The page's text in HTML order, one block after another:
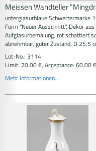
Meissen Wandteller
unterglasurblaue Schwertermarke
Form "Neuer Ausschnitt", Dekor
Aufglasurbemalung, rot schattiert
abnehmbar, guter Zustand, D 25,5
Lot-No.: 3114
Limit: 20.00 €, Acceptance: 60.00 €
Mehr Informationen...